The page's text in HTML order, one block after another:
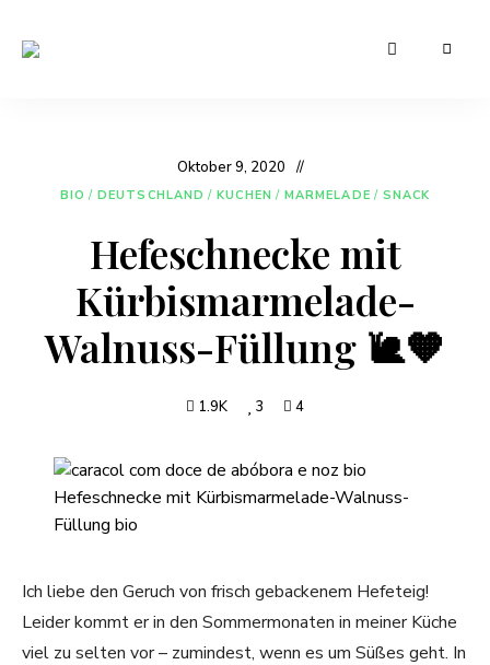
Oktober 9, 2020
BIO / DEUTSCHLAND / KUCHEN / MARMELADE / SNACK
Hefeschnecke mit
Kürbismarmelade-
Walnuss-Füllung 🐌🧡
1.9K 3 4
Ich liebe den Geruch von frisch gebackenem Hefeteig!
Leider kommt er in den Sommermonaten in meiner Küche
viel zu selten vor – zumindest, wenn es um Süßes geht. In